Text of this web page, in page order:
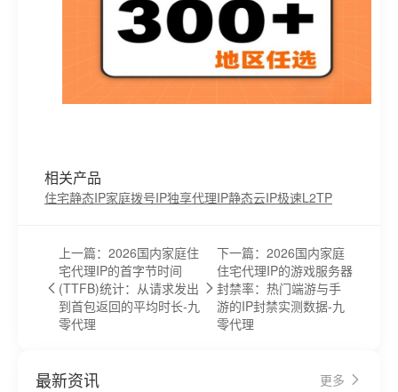
相关产品
住宅静态IP家庭拨号IP独享代理IP静态云IP极速L2TP
上一篇：2026国内家庭住
宅代理IP的首字节时间
(TTFB)统计：从请求发出
到首包返回的平均时长-九
零代理
下一篇：2026国内家庭
住宅代理IP的游戏服务器
封禁率：热门端游与手
游的IP封禁实测数据-九
零代理
最新资讯 更多